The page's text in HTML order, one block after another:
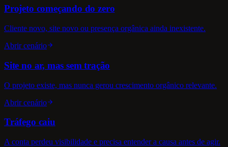
Projeto começando do zero
Cliente novo, site novo ou presença orgânica ainda inexistente.
Abrir cenário
Site no ar, mas sem tração
O projeto existe, mas nunca gerou crescimento orgânico relevante.
Abrir cenário
Tráfego caiu
A conta perdeu visibilidade e precisa entender a causa antes de agir.